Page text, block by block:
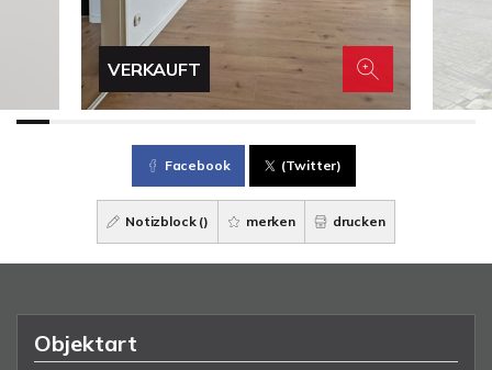
VERKAUFT
Facebook (Twitter)
Notizblock () merken drucken
Objektart